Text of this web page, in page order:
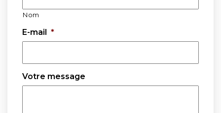
Nom
E-mail *
Votre message